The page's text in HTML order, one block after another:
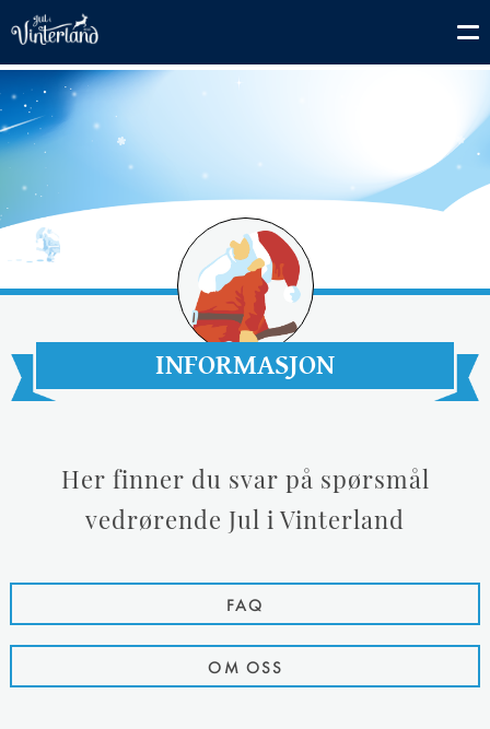
INFORMASJON
Her finner du svar på spørsmål
vedrørende Jul i Vinterland
FAQ
OM OSS